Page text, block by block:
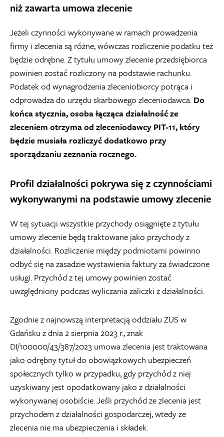
niż zawarta umowa zlecenie
Jeżeli czynności wykonywane w ramach prowadzenia
firmy i zlecenia są różne, wówczas rozliczenie podatku też
będzie odrębne. Z tytułu umowy zlecenie przedsiębiorca
powinien zostać rozliczony na podstawie rachunku.
Podatek od wynagrodzenia zleceniobiorcy potrąca i
odprowadza do urzędu skarbowego zleceniodawca. Do
końca stycznia, osoba łącząca działalność ze
zleceniem otrzyma od zleceniodawcy PIT-11, który
będzie musiała rozliczyć dodatkowo przy
sporządzaniu zeznania rocznego.
Profil działalności pokrywa się z czynnościami
wykonywanymi na podstawie umowy zlecenie
W tej sytuacji wszystkie przychody osiągnięte z tytułu
umowy zlecenie będą traktowane jako przychody z
działalności. Rozliczenie między podmiotami powinno
odbyć się na zasadzie wystawienia faktury za świadczone
usługi. Przychód z tej umowy powinien zostać
uwzględniony podczas wyliczania zaliczki z działalności.
Zgodnie z najnowszą interpretacją oddziału ZUS w
Gdańsku z dnia 2 sierpnia 2023 r., znak
DI/100000/43/387/2023 umowa zlecenia jest traktowana
jako odrębny tytuł do obowiązkowych ubezpieczeń
społecznych tylko w przypadku, gdy przychód z niej
uzyskiwany jest opodatkowany jako z działalności
wykonywanej osobiście. Jeśli przychód ze zlecenia jest
przychodem z działalności gospodarczej, wtedy ze
zlecenia nie ma ubezpieczenia i składek.